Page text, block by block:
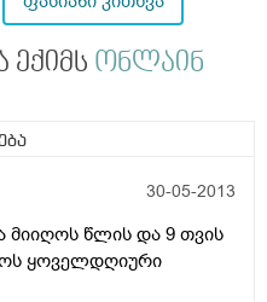
ექიმს ონლაინ
30-05-2013
მიიღოს წლის და 9 თვის
ყოველდღიური